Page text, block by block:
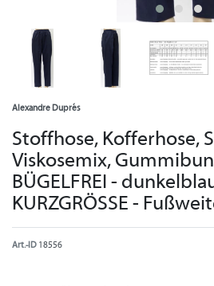
Alexandre Duprés
Stoffhose, Kofferhose,
Viskosemix,
BÜGELFREI -
KURZGRÖSSE -
Art.-ID 18556